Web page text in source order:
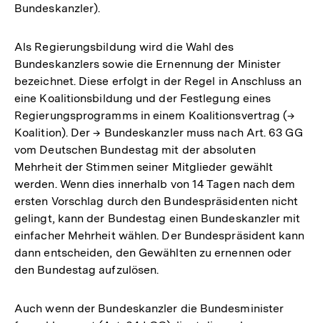
Bundeskanzler).
Als Regierungsbildung wird die Wahl des
Bundeskanzlers sowie die Ernennung der Minister
bezeichnet. Diese erfolgt in der Regel in Anschluss an
eine Koalitionsbildung und der Festlegung eines
Regierungsprogramms in einem Koalitionsvertrag (→
Koalition). Der → Bundeskanzler muss nach Art. 63 GG
vom Deutschen Bundestag mit der absoluten
Mehrheit der Stimmen seiner Mitglieder gewählt
werden. Wenn dies innerhalb von 14 Tagen nach dem
ersten Vorschlag durch den Bundespräsidenten nicht
gelingt, kann der Bundestag einen Bundeskanzler mit
einfacher Mehrheit wählen. Der Bundespräsident kann
dann entscheiden, den Gewählten zu ernennen oder
den Bundestag aufzulösen.
Auch wenn der Bundeskanzler die Bundesminister